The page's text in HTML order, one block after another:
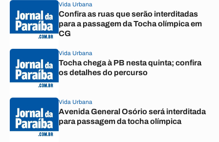
Vida Urbana
Confira as ruas que serão interditadas
para a passagem da Tocha olímpica em
CG
Vida Urbana
Tocha chega à PB nesta quinta; confira
os detalhes do percurso
Vida Urbana
Avenida General Osório será interditada
para passagem da tocha olímpica